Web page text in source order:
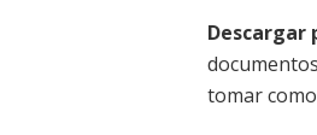
Descargar
tomar